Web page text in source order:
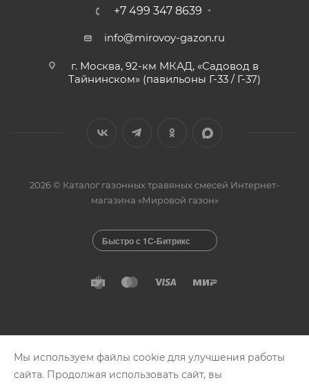
+7 499 347 8639
info@mirovoy-gazon.ru
г. Москва, 92-км МКАД, «Садовод в
Тайнинском» (павильоны Г-33 / Г-37)
2026 © Каталог газонных травяных смесей Интернет-
магазина «Мировой газон»
Быстро с 1С-Битрикс
Мы используем файлы cookie для улучшения работы
сайта. Продолжая использовать сайт, вы